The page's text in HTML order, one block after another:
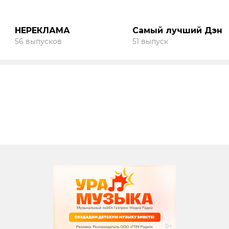
НЕРЕКЛАМА
56 выпусков
Самый лучший Дэн
51 выпуск